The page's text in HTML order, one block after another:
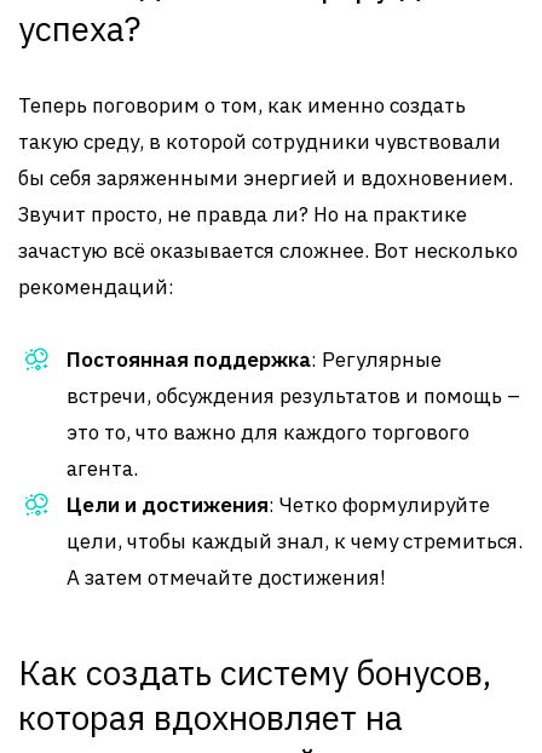
успеха?
Теперь поговорим о том, как именно создать
такую среду, в которой сотрудники чувствовали
бы себя заряженными энергией и вдохновением.
Звучит просто, не правда ли? Но на практике
зачастую всё оказывается сложнее. Вот несколько
рекомендаций:
Постоянная поддержка: Регулярные
встречи, обсуждения результатов и помощь –
это то, что важно для каждого торгового
агента.
Цели и достижения: Четко формулируйте
цели, чтобы каждый знал, к чему стремиться.
А затем отмечайте достижения!
Как создать систему бонусов,
которая вдохновляет на